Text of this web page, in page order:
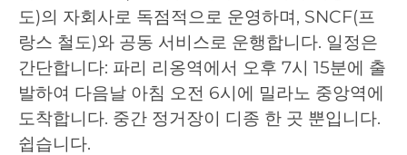
도)의 자회사로 독점적으로 운영하며, SNCF(프
랑스 철도)와 공동 서비스로 운행합니다. 일정은
간단합니다: 파리 리옹역에서 오후 7시 15분에 출
발하여 다음날 아침 오전 6시에 밀라노 중앙역에
도착합니다. 중간 정거장이 디종 한 곳 뿐입니다.
쉽습니다.